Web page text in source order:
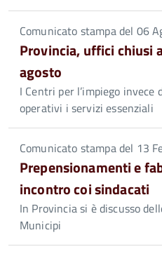
Comunicato stampa del 06
Provincia, uffici chiusi
agosto
I Centri per l’impiego
operativi i servizi essenziali
Comunicato stampa del 13
Prepensionamenti e
incontro coi sindacati
In Provincia si è discusso
Municipi